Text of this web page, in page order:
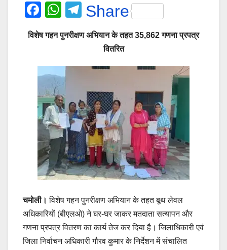
F
c
b
o
o
k
W
h
at
A
p
p
T
el
e
a
m
Share
विशेष गहन पुनरीक्षण अभियान के तहत 35,862 गणना प्रपत्र
वितरित
चमोली।विशेष गहन पुनरीक्षण अभियान के तहत बूथ लेवल
अधिकारियों (बीएलओ) ने घर-घर जाकर मतदाता सत्यापन और
गणना प्रपत्र वितरण का कार्य तेज कर दिया है। जिलाधिकारी एवं
जिला निर्वाचन अधिकारी गौरव कुमार के निर्देशन में संचालित